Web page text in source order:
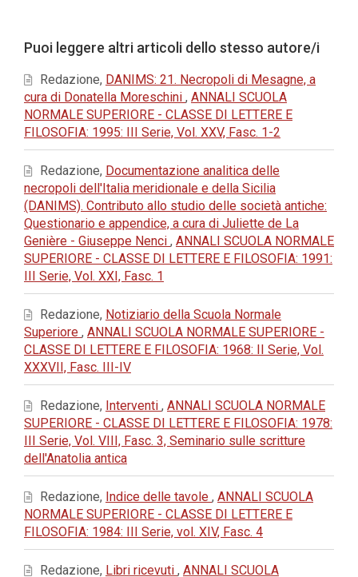
dell'articolo
Puoi leggere altri articoli dello stesso autore/i
Redazione, DANIMS: 21. Necropoli di Mesagne, a
cura di Donatella Moreschini , ANNALI SCUOLA
NORMALE SUPERIORE - CLASSE DI LETTERE E
FILOSOFIA: 1995: III Serie, Vol. XXV, Fasc. 1-2
Redazione, Documentazione analitica delle
necropoli dell'Italia meridionale e della Sicilia
(DANIMS). Contributo allo studio delle società antiche:
Questionario e appendice, a cura di Juliette de La
Genière - Giuseppe Nenci , ANNALI SCUOLA NORMALE
SUPERIORE - CLASSE DI LETTERE E FILOSOFIA: 1991:
III Serie, Vol. XXI, Fasc. 1
Redazione, Notiziario della Scuola Normale
Superiore , ANNALI SCUOLA NORMALE SUPERIORE -
CLASSE DI LETTERE E FILOSOFIA: 1968: II Serie, Vol.
XXXVII, Fasc. III-IV
Redazione, Interventi , ANNALI SCUOLA NORMALE
SUPERIORE - CLASSE DI LETTERE E FILOSOFIA: 1978:
III Serie, Vol. VIII, Fasc. 3, Seminario sulle scritture
dell'Anatolia antica
Redazione, Indice delle tavole , ANNALI SCUOLA
NORMALE SUPERIORE - CLASSE DI LETTERE E
FILOSOFIA: 1984: III Serie, vol. XIV, Fasc. 4
Redazione, Libri ricevuti , ANNALI SCUOLA